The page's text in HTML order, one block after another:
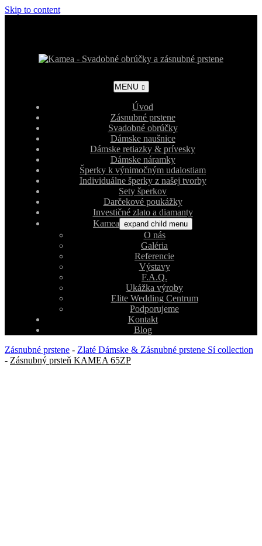
Skip to content
MENU
Úvod
Zásnubné prstene
Svadobné obrúčky
Dámske naušnice
Dámske retiazky & prívesky
Dámske náramky
Šperky k výnimočným udalostiam
Individuálne šperky z našej tvorby
Sety šperkov
Darčekové poukážky
Investičné zlato a diamanty
Kamea expand child menu
O nás
Galéria
Referencie
Výstavy
F.A.Q.
Ukážka výroby
Elite Wedding Centrum
Podporujeme
Kontakt
Blog
Zásnubné prstene - Zlaté Dámske & Zásnubné prstene Sí collection
- Zásnubný prsteň KAMEA 65ZP